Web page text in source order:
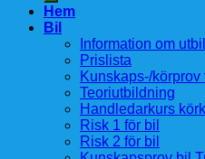
Hem
Bil
Information om
Prislista
Kunskaps-/
Teoriutbildning
Handledarkurs
Risk 1 för bil
Risk 2 för bil